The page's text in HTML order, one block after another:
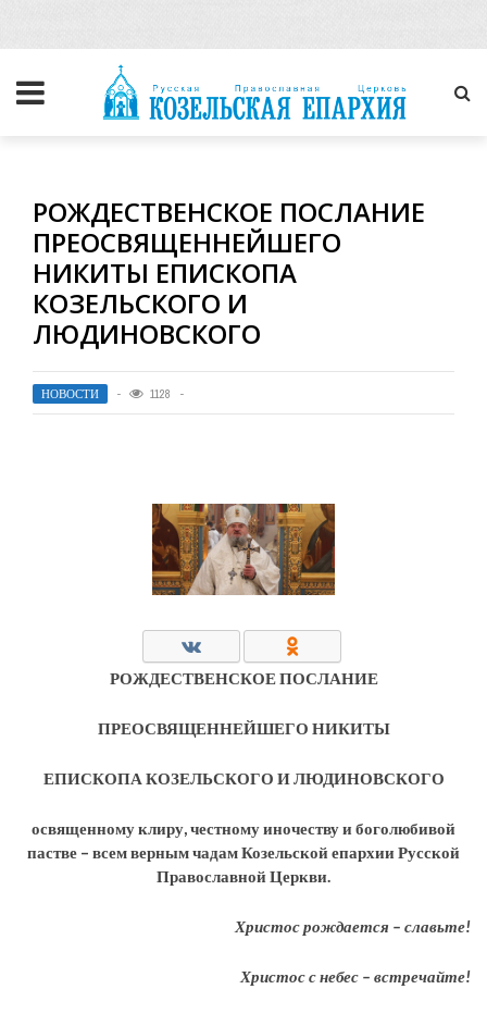
РОЖДЕСТВЕНСКОЕ ПОСЛАНИЕ
ПРЕОСВЯЩЕННЕЙШЕГО
НИКИТЫ ЕПИСКОПА
КОЗЕЛЬСКОГО И
ЛЮДИНОВСКОГО
НОВОСТИ 1128
РОЖДЕСТВЕНСКОЕ ПОСЛАНИЕ
ПРЕОСВЯЩЕННЕЙШЕГО НИКИТЫ
ЕПИСКОПА КОЗЕЛЬСКОГО И ЛЮДИНОВСКОГО
освященному клиру, честному иночеству и боголюбивой
пастве – всем верным чадам Козельской епархии Русской
Православной Церкви.
Христос рождается – славьте!
Христос с небес – встречайте!